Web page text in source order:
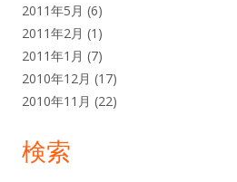
2011年5月 (6)
2011年2月 (1)
2011年1月 (7)
2010年12月 (17)
2010年11月 (22)
検索